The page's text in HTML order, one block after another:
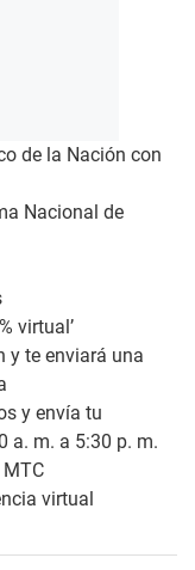
de la Nación con
Nacional de
virtual’
y te enviará una
y envía tu
a. m. a 5:30 p. m.
virtual